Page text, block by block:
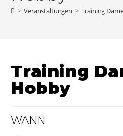
> Veranstaltungen > Training
Training
Hobby
WANN